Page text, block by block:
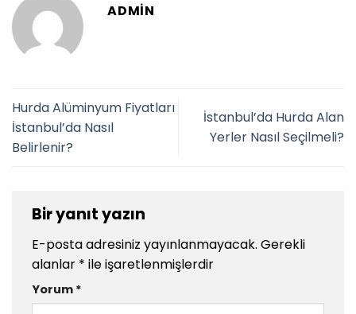
ADMIN
Hurda Alüminyum Fiyatları
İstanbul’da Nasıl
Belirlenir?
İstanbul’da Hurda Alan
Yerler Nasıl Seçilmeli?
Bir yanıt yazın
E-posta adresiniz yayınlanmayacak. Gerekli
alanlar * ile işaretlenmişlerdir
Yorum *